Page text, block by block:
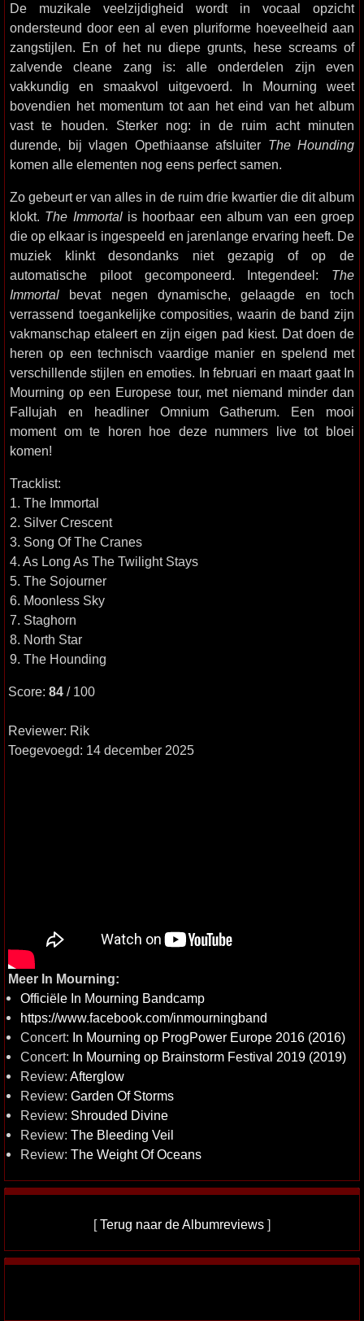
De muzikale veelzijdigheid wordt in vocaal opzicht
ondersteund door een al even pluriforme hoeveelheid aan
zangstijlen. En of het nu diepe grunts, hese screams of
zalvende cleane zang is: alle onderdelen zijn even
vakkundig en smaakvol uitgevoerd. In Mourning weet
bovendien het momentum tot aan het eind van het album
vast te houden. Sterker nog: in de ruim acht minuten
durende, bij vlagen Opethiaanse afsluiter The Hounding
komen alle elementen nog eens perfect samen.
Zo gebeurt er van alles in de ruim drie kwartier die dit album
klokt. The Immortalis hoorbaar een album van een groep
die op elkaar is ingespeeld en jarenlange ervaring heeft. De
muziek klinkt desondanks niet gezapig of op de
automatische piloot gecomponeerd. Integendeel: The
Immortal bevat negen dynamische, gelaagde en toch
verrassend toegankelijke composities, waarin de band zijn
vakmanschap etaleert en zijn eigen pad kiest. Dat doen de
heren op een technisch vaardige manier en spelend met
verschillende stijlen en emoties. In februari en maart gaat In
Mourning op een Europese tour, met niemand minder dan
Fallujah en headliner Omnium Gatherum. Een mooi
moment om te horen hoe deze nummers live tot bloei
komen!
Tracklist:
1. The Immortal
2. Silver Crescent
3. Song Of The Cranes
4. As Long As The Twilight Stays
5. The Sojourner
6. Moonless Sky
7. Staghorn
8. North Star
9. The Hounding
Score: 84 / 100
Reviewer: Rik
Toegevoegd: 14 december 2025
Meer In Mourning:
Officiële In Mourning Bandcamp
https://www.facebook.com/inmourningband
Concert: In Mourning op ProgPower Europe 2016 (2016)
Concert: In Mourning op Brainstorm Festival 2019 (2019)
Review: Afterglow
Review: Garden Of Storms
Review: Shrouded Divine
Review: The Bleeding Veil
Review: The Weight Of Oceans
[Terug naar de Albumreviews ]